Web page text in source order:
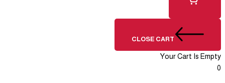
CLOSE CART
Your Cart Is Empty
0